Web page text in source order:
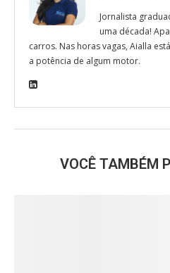
Jornalista
uma década!
carros. Nas horas vagas, Aialla
a potência de algum motor.
VOCÊ TAMBÉM